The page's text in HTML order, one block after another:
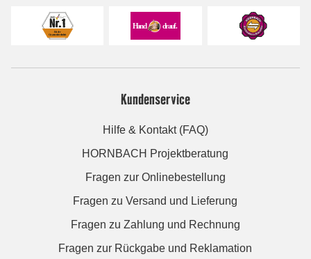
Kundenservice
Hilfe & Kontakt (FAQ)
HORNBACH Projektberatung
Fragen zur Onlinebestellung
Fragen zu Versand und Lieferung
Fragen zu Zahlung und Rechnung
Fragen zur Rückgabe und Reklamation